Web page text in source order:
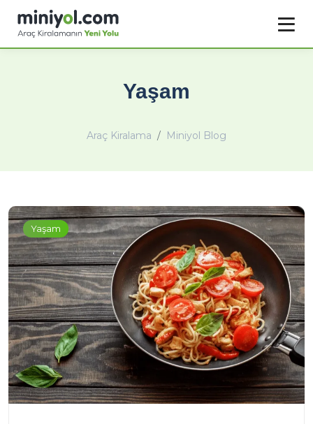
Yaşam
Araç Kiralama Miniyol Blog
Yaşam